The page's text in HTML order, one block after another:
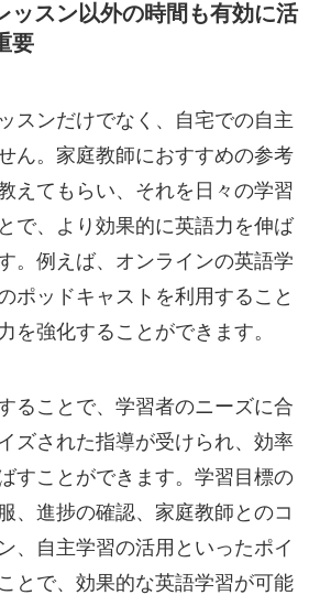
ッスン以外の時間も有効に活
要
スンだけでなく、自宅での自主
ん。家庭教師におすすめの参考
えてもらい、それを日々の学習
で、より効果的に英語力を伸ば
。例えば、オンラインの英語学
ポッドキャストを利用すること
を強化することができます。
ることで、学習者のニーズに合
ズされた指導が受けられ、効率
すことができます。学習目標の
、進捗の確認、家庭教師とのコ
、自主学習の活用といったポイ
とで、効果的な英語学習が可能